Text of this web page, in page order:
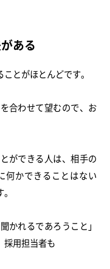
ある
とがほとんどです。
合わせて望むので、お
ができる人は、相手の
何かできることはない
かれるであろうこと」
採用担当者も